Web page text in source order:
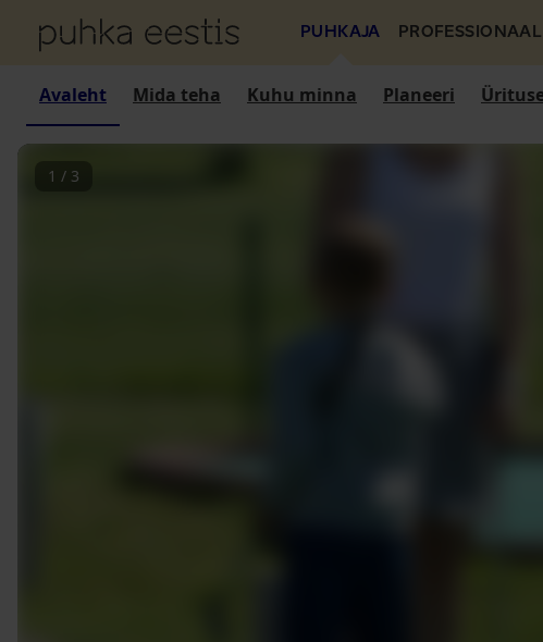
PUHKAJA PROFESSIONAAL
Avaleht Mida teha Kuhu minna Planeeri
1 / 3